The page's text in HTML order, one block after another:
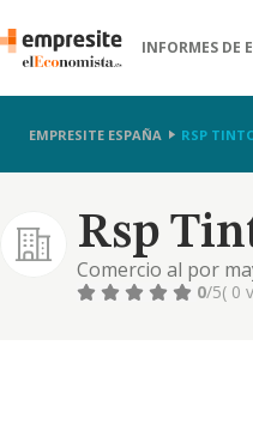
INFORMES DE
EMPRESITE ESPAÑA RSP
Rsp
Comercio al por
de servicios. 0/5( 0